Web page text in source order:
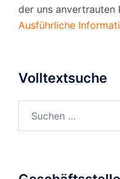
der uns anvertrauten
Ausführliche
Volltextsuche
nach: